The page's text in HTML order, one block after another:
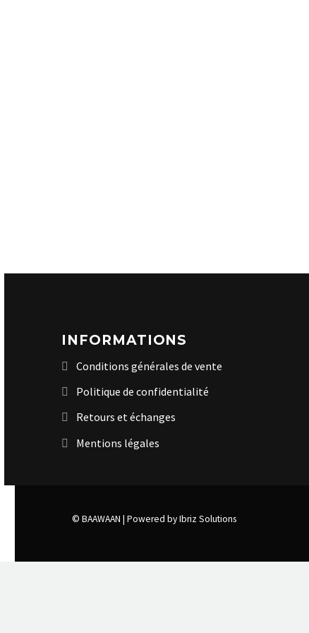
INFORMATIONS
Conditions générales de vente
Politique de confidentialité
Retours et échanges
Mentions légales
© BAAWAAN | Powered by Ibriz Solutions